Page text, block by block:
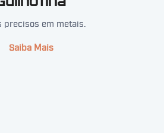
precisos em metais.
Saiba Mais